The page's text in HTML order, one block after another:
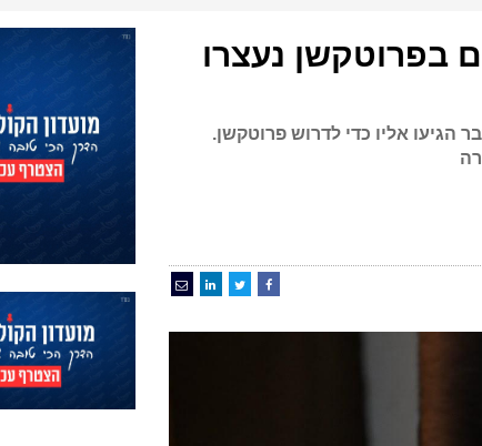
בפרוטקשן נעצרו
אליו כדי לדרוש פרוטקשן.